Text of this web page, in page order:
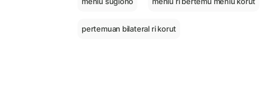
pertemuan bilateral ri korut